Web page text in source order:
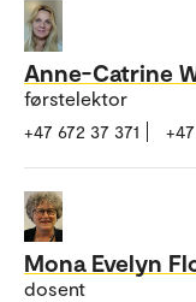
Anne-Catrine
førstelektor
+47 672 37 371
Mona Evelyn
dosent